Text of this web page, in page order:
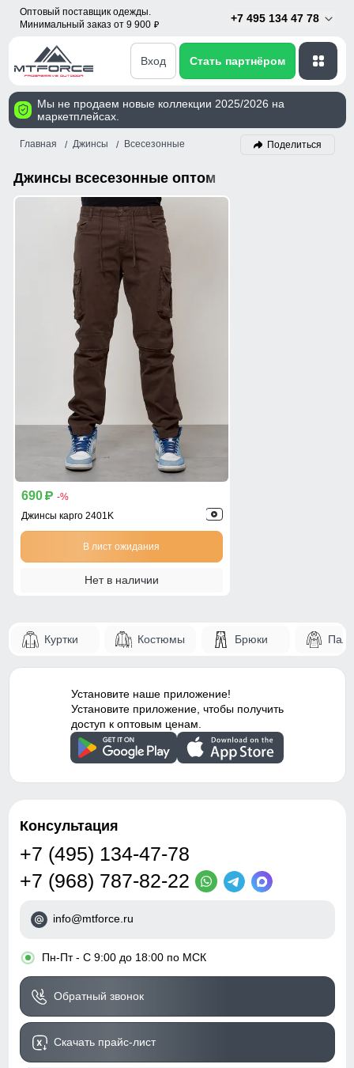
Оптовый поставщик одежды.
Минимальный заказ от 9 900 p
+7 495 134 47 78
Вход Стать партнёром
Мы не продаем новые коллекции 2025/2026 на
маркетплейсах.
Главная Джинсы Всесезонные Поделиться
Джинсы всесезонные оптом
690 p -%
Джинсы карго 2401K
В лист ожидания
Нет в наличии
Куртки Костюмы Брюки
Установите наше приложение!
Установите приложение, чтобы получить
доступ к оптовым ценам.
Консультация
+7 (495) 134-47-78
+7 (968) 787-82-22
info@mtforce.ru
• Пн-Пт - С 9:00 до 18:00 по МСК
Обратный звонок
Скачать прайс-лист